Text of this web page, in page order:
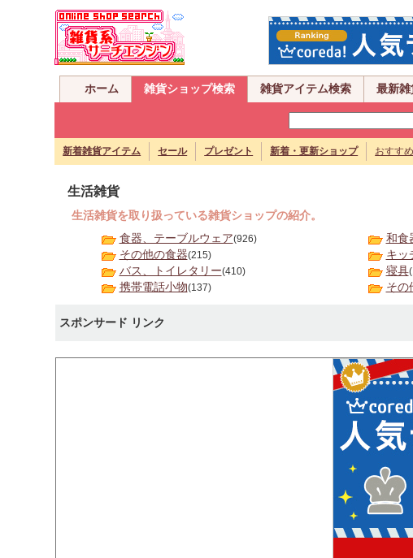
ホーム 雑貨ショップ検索 雑貨アイテム検索 最新雑
新着雑貨アイテム セール プレゼント 新着・更新ショップ おすす
生活雑貨
生活雑貨を取り扱っている雑貨ショップの紹介。
食器、テーブルウェア(926) 和食
その他の食器(215) キッ
バス、トイレタリー(410) 寝具
携帯電話小物(137) その
スポンサード リンク